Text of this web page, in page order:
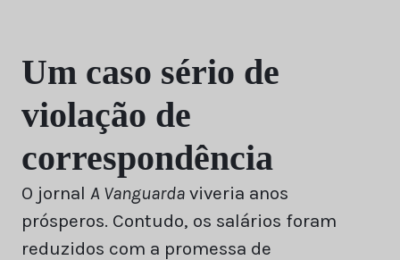
Um caso sério de
violação de
correspondência
O jornal A Vanguarda viveria anos
prósperos. Contudo, os salários foram
reduzidos com a promessa de